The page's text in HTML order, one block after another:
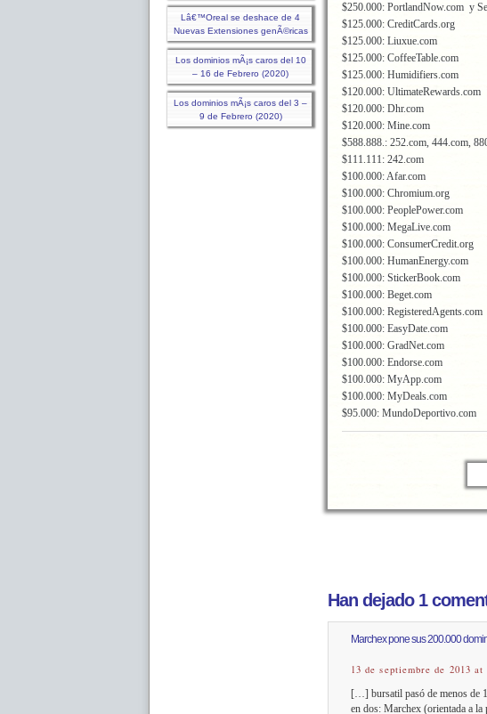
Lâ€™Oreal se deshace de 4
Nuevas Extensiones genÃ©ricas
Los dominios mÃ¡s caros del 10
– 16 de Febrero (2020)
Los dominios mÃ¡s caros del 3 –
9 de Febrero (2020)
$250.000: PortlandNow.com y
$125.000: CreditCards.org
$125.000: Liuxue.com
$125.000: CoffeeTable.com
$125.000: Humidifiers.com
$120.000: UltimateRewards.com
$120.000: Dhr.com
$120.000: Mine.com
$588.888.: 252.com, 444.com,
$111.111: 242.com
$100.000: Afar.com
$100.000: Chromium.org
$100.000: PeoplePower.com
$100.000: MegaLive.com
$100.000: ConsumerCredit.org
$100.000: HumanEnergy.com
$100.000: StickerBook.com
$100.000: Beget.com
$100.000: RegisteredAgents.com
$100.000: EasyDate.com
$100.000: GradNet.com
$100.000: Endorse.com
$100.000: MyApp.com
$100.000: MyDeals.com
$95.000: MundoDeportivo.com
Han dejado 1
Marchex pone sus 200.000
13 de septiembre de 2013 at
[…] bursatil pasó de menos de
en dos: Marchex (orientada a